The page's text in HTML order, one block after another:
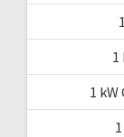
1